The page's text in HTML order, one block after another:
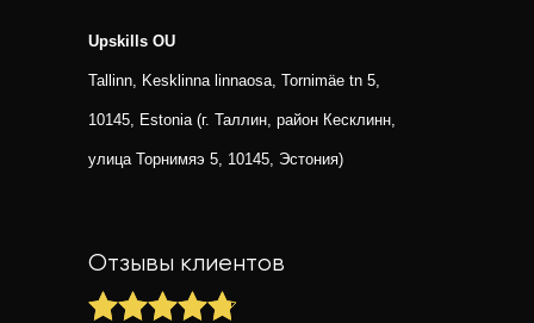
Upskills OU
Tallinn, Kesklinna linnaosa, Tornimäe tn 5,
10145, Estonia (г. Таллин, район Кесклинн,
улица Торнимяэ 5, 10145, Эстония)
Отзывы клиентов